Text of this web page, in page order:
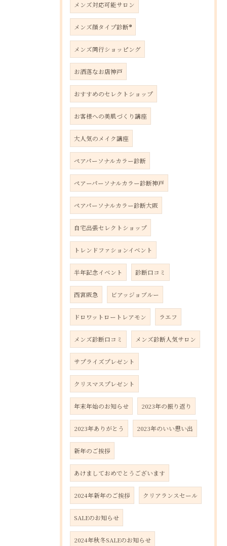
メンズ対応可能サロン
メンズ顔タイプ診断®︎
メンズ同行ショッピング
お洒落なお店神戸
おすすめのセレクトショップ
お客様への美肌づくり講座
大人気のメイク講座
ペアパーソナルカラー診断
ペアーパーソナルカラー診断神戸
ペアパーソナルカラー診断大阪
自宅出張セレクトショップ
トレンドファションイベント
半年記念イベント 診断口コミ
西宮阪急 ビアッジョブルー
ドロワットロートレアモン ラエフ
メンズ診断口コミ メンズ診断人気サロン
サプライズプレゼント
クリスマスプレゼント
年末年始のお知らせ 2023年の振り返り
2023年ありがとう 2023年のいい思い出
新年のご挨拶
あけましておめでとうございます
2024年新年のご挨拶 クリアランスセール
SALEのお知らせ
2024年秋冬SALEのお知らせ